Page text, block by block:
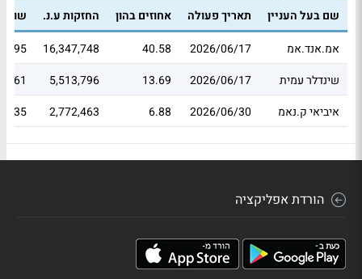
שם בעל העניין
תאריך פעולה אחוזים בהון החזקות ע.נ.
אמ.אנד.אמ
2026/06/17
40.58
16,347,748
שינדלר עמית
2026/06/17
13.69
5,513,796
איביאי ק.נאמ
2026/06/30
6.88
2,772,463
הורדת אפליקציה